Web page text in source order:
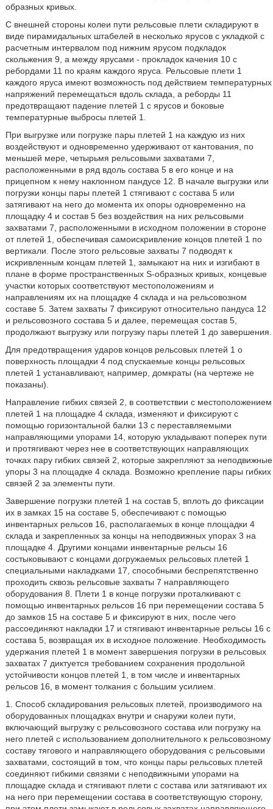
образных кривых.
С внешней стороны колеи пути рельсовые плети складируют в
виде пирамидальных штабелей в несколько ярусов с укладкой с
расчетным интервалом под нижним ярусом подкладок
скольжения 9, а между ярусами - прокладок качения 10 с
ребордами 11 по краям каждого яруса. Рельсовые плети 1
каждого яруса имеют возможность под действием температурных
напряжений перемещаться вдоль склада, а реборды 11
предотвращают падение плетей 1 с ярусов и боковые
температурные выбросы плетей 1.
При выгрузке или погрузке пары плетей 1 на каждую из них
воздействуют и одновременно удерживают от кантования, по
меньшей мере, четырьмя рельсовыми захватами 7,
расположенными в ряд вдоль состава 5 в его конце и на
прицепном к нему наклонном пандусе 12. В начале выгрузки или
погрузки концы пары плетей 1 стягивают с состава 5 или
затягивают на него до момента их опоры одновременно на
площадку 4 и состав 5 без воздействия на них рельсовыми
захватами 7, расположенными в исходном положении в стороне
от плетей 1, обеспечивая самоискривление концов плетей 1 по
вертикали. После этого рельсовые захваты 7 подводят к
искривленным концам плетей 1, замыкают на них и изгибают в
плане в форме пространственных S-образных кривых, концевые
участки которых соответствуют местоположениям и
направлениям их на площадке 4 склада и на рельсовозном
составе 5. Затем захваты 7 фиксируют относительно пандуса 12
и рельсовозного состава 5 и далее, перемещая состав 5,
продолжают выгрузку или погрузку пары плетей 1 до завершения.
Для предотвращения ударов концов рельсовых плетей 1 о
поверхность площадки 4 под спускаемые концы рельсовых
плетей 1 устанавливают, например, домкраты (на чертеже не
показаны).
Направление гибких связей 2, в соответствии с местоположением
плетей 1 на площадке 4 склада, изменяют и фиксируют с
помощью горизонтальной балки 13 с переставляемыми
направляющими упорами 14, которую укладывают поперек пути
и протягивают через нее в соответствующих направляющих
точках пару гибких связей 2, которые закрепляют за неподвижные
упоры 3 на площадке 4 склада. Возможно крепление пары гибких
связей 2 за элементы пути.
Завершение погрузки плетей 1 на состав 5, вплоть до фиксации
их в замках 15 на составе 5, обеспечивают с помощью
инвентарных рельсов 16, располагаемых в конце площадки 4
склада и закрепленных за концы на неподвижных упорах 3 на
площадке 4. Другими концами инвентарные рельсы 16
состыковывают с концами догружаемых рельсовых плетей 1
специальными накладками 17, способными беспрепятственно
проходить сквозь рельсовые захваты 7 направляющего
оборудования 8. Плети 1 в конце погрузки проталкивают с
помощью инвентарных рельсов 16 при перемещении состава 5
до замков 15 на составе 5 и фиксируют в них, после чего
рассоединяют накладки 17 и стягивают инвентарные рельсы 16 с
состава 5, возвращая их в исходное положение. Необходимость
удержания плетей 1 в момент завершения погрузки в рельсовых
захватах 7 диктуется требованием сохранения продольной
устойчивости концов плетей 1, в том числе и инвентарных
рельсов 16, в момент толкания с большим усилием.
1. Способ складирования рельсовых плетей, производимого на
оборудованных площадках внутри и снаружи колеи пути,
включающий выгрузку с рельсовозного состава или погрузку на
него плетей с использованием дополнительного к рельсовозному
составу тягового и направляющего оборудования с рельсовыми
захватами, состоящий в том, что концы пары рельсовых плетей
соединяют гибкими связями с неподвижными упорами на
площадке склада и стягивают плети с состава или затягивают их
на него при перемещении состава в соответствующую сторону,